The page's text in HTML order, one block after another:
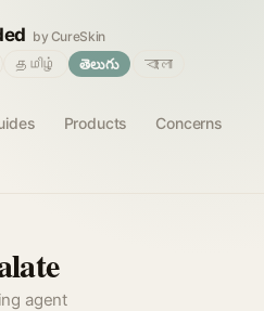
by CureSkin
Products
Concerns
தமிழ் తెలుగు
বাংলা
agent